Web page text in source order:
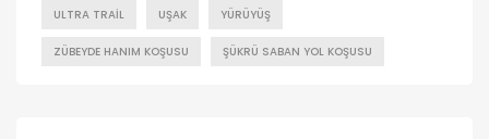
ULTRA TRAIL UŞAK YÜRÜYÜŞ
ZÜBEYDE HANIM KOŞUSU ŞÜKRÜ SABAN YOL KOŞUSU